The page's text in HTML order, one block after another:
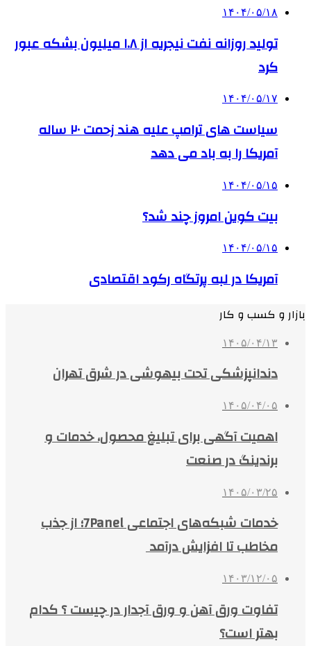
۱۴۰۴/۰۵/۱۸
تولید روزانه نفت نیجریه از ۱.۸ میلیون بشکه عبور
کرد
۱۴۰۴/۰۵/۱۷
سیاست های ترامپ علیه هند زحمت ۲۰ ساله
آمریکا را به باد می دهد
۱۴۰۴/۰۵/۱۵
بیت کوین امروز چند شد؟
۱۴۰۴/۰۵/۱۵
آمریکا در لبه پرتگاه رکود اقتصادی
بازار و کسب و کار
۱۴۰۵/۰۴/۱۳
دندانپزشکی تحت بیهوشی در شرق تهران
۱۴۰۵/۰۴/۰۵
اهمیت آگهی برای تبلیغ محصول، خدمات و
برندینگ در صنعت
۱۴۰۵/۰۳/۲۵
خدمات شبکه‌های اجتماعی 7Panel؛ از جذب
مخاطب تا افزایش درآمد
۱۴۰۳/۱۲/۰۵
تفاوت ورق آهن و ورق آجدار در چیست ؟ کدام
بهتر است؟